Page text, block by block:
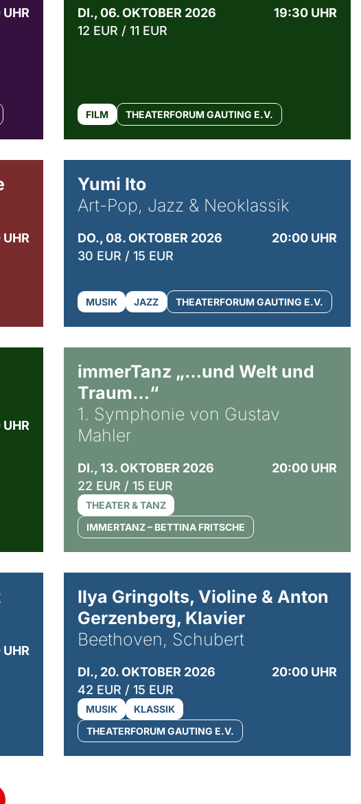
DI., 06. OKTOBER 2026
19:30 UHR
12 EUR / 11 EUR
FILM THEATERFORUM GAUTING E.V.
Yumi Ito
Art-Pop, Jazz & Neoklassik
DO., 08. OKTOBER 2026
20:00 UHR
30 EUR / 15 EUR
MUSIK JAZZ THEATERFORUM GAUTING E.V.
immerTanz „…und Welt und
Traum…“
1. Symphonie von Gustav
Mahler
DI., 13. OKTOBER 2026
20:00 UHR
22 EUR / 15 EUR
THEATER & TANZ
IMMERTANZ – BETTINA FRITSCHE
Ilya Gringolts, Violine & Anton
Gerzenberg, Klavier
Beethoven, Schubert
DI., 20. OKTOBER 2026
20:00 UHR
42 EUR / 15 EUR
MUSIK
KLASSIK
THEATERFORUM GAUTING E.V.